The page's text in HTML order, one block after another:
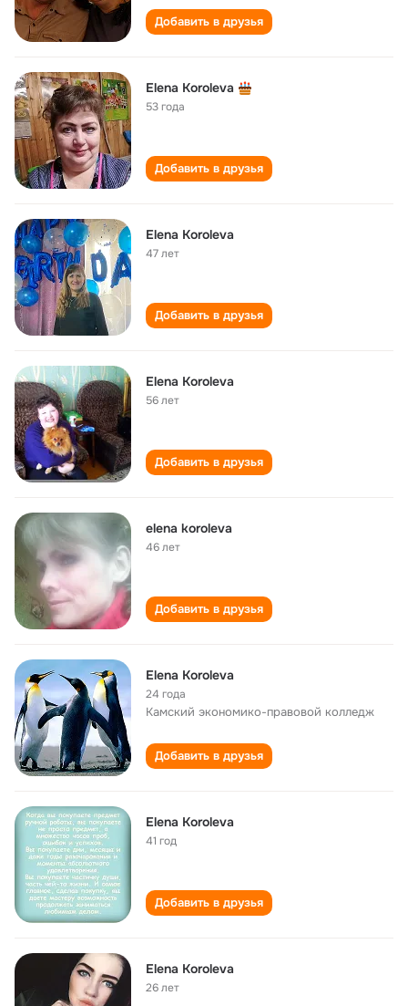
Добавить в друзья
Elena Koroleva
53 года
Добавить в друзья
Elena Koroleva
47 лет
Добавить в друзья
Elena Koroleva
56 лет
Добавить в друзья
elena koroleva
46 лет
Добавить в друзья
Elena Koroleva
24 года
Камский экономико-правовой колледж
Добавить в друзья
Elena Koroleva
41 год
Добавить в друзья
Elena Koroleva
26 лет